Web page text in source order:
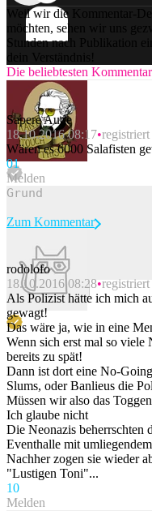
Weil wir die Kommentar-
möchten, sehen wir uns
Stunden nach Publikation
dein Verständnis!
Die beliebtesten
Sapere Aude
18.10.2016 08:17
Wären es 6000 Salafisten
01
Melden
Beitrag melden
Zum Kommentar
rodolofo
18.10.2016 08:28
Als Polizist hätte ich mich
gewagt!
Das wäre ja, wie in eine
Wenn sich erst mal so viele
bereits zu spät!
Dann ist dort eine No-
Slums, oder Banlieus die
Müssen wir also das
Ich glaube nicht
Die Neonazis beherrschten
Eventhalle mit
Nachher zogen sie wieder
"Lustigen Toni"...
10
Melden